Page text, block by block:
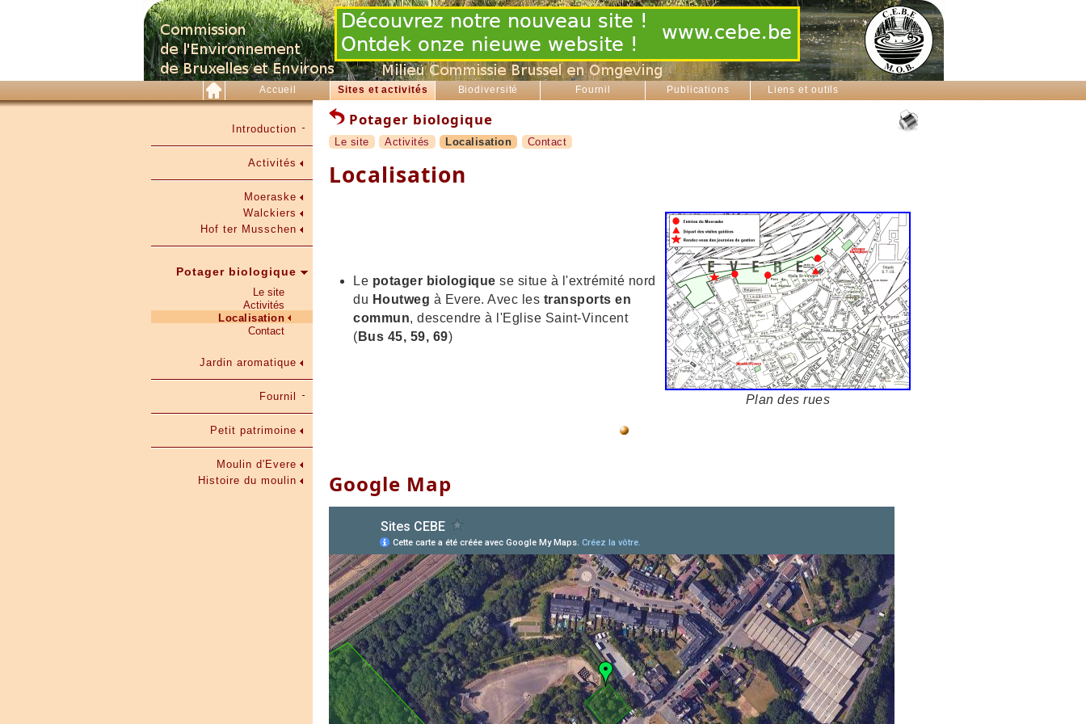
Accueil Sites et activités Biodiversité Fournil Publications Liens et outils
Introduction
Activités
Moeraske
Walckiers
Hof ter Musschen
Potager biologique
Le site
Activités
Localisation
Contact
Jardin aromatique
Fournil
Petit patrimoine
Moulin d'Evere
Histoire du moulin
Potager biologique
Le site Activités Localisation Contact
Localisation
Le potager biologique se situe à l'extrémité nord
du Houtweg à Evere. Avec les transports en
commun, descendre à l'Eglise Saint-Vincent
( Bus 45, 59, 69)
Plan des rues
Google Map